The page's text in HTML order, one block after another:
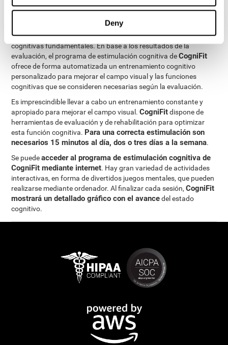
Deny
procesos de neurogénesis. Esto ha permitido la creación de un
necesidades de cada usuario. Este programa da comienzo por
una precisa evaluación del reconocimiento y otras funciones
cognitivas fundamentales. En base a los resultados de la
evaluación, el programa de estimulación cognitiva deCogniFit
ofrece de forma automatizada un entrenamiento cognitivo
personalizado para mejorar el campo visual y las funciones
cognitivas que se consideren necesarias según la evaluación.
Es imprescindible llevar a cabo un entrenamiento constante y
apropiado para mejorar el campo visual.CogniFitdispone de
herramientas de evaluación y de rehabilitación para optimizar
esta función cognitiva. Para una correcta estimulación son
necesarios 15 minutos al día, dos o tres días a la semana.
Se puedeacceder al programa de estimulación cognitiva de
CogniFit mediante internet. Hay gran variedad de actividades
interactivas, en forma de divertidos juegos mentales, que pueden
realizarse mediante ordenador. Al finalizar cada sesión,CogniFit
mostrará un detallado gráfico con el avancedel estado
cognitivo.